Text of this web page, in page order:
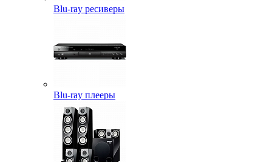
Blu-ray ресиверы
Blu-ray плееры